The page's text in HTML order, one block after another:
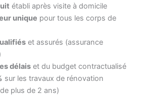
établi après visite à domicile
unique pour tous les corps de
et assurés (assurance
délaiset du budget contractualisé
sur les travaux de rénovation
plus de 2 ans)